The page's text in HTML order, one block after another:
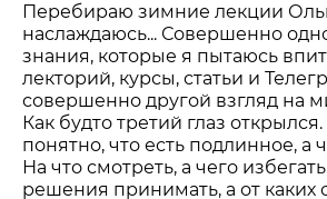
Перебираю зимние лекции
наслаждаюсь... Совершенно
знания, которые я пытаюсь
лекторий, курсы, статьи и
совершенно другой взгляд на
Как будто третий глаз
понятно, что есть подлинное, а
На что смотреть, а чего
решения принимать, а от каких